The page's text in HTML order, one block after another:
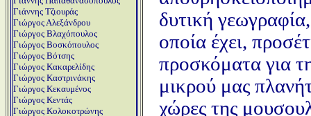
Γιάννης Τζιουράς
Γιώργος Αλεξάνδρου
Γιώργος Βλαχόπουλος
Γιώργος Βοσκόπουλος
Γιώργος Βότσης
Γιώργος Κακαρελίδης
Γιώργος Καστρινάκης
Γιώργος Κεκαυμένος
Γιώργος Κεντάς
Γιώργος Κολοκοτρώνης
δυτική
οποία έχει,
προσκόματα για
μικρού μας
χώρες της